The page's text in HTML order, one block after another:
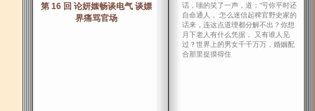
第 16 回 论妍媸畅谈电气 谈嫖
界痛骂官场
话，嗤的笑了一声，道：“亏你平时还
自命通人， 怎么迷信起稗官野史家的
话来，连这点道理都分解不出？你想
月下老人有什么凭据， 又有谁人见
过？世界上的男女千千万万，婚姻配
合那里捉摸得住